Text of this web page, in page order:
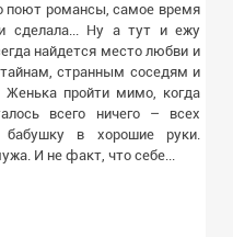
поют романсы, самое время
сделала... Ну а тут и ежу
найдется место любви и
странным соседям и
пройти мимо, когда
всего ничего – всех
бабушку в хорошие руки.
И не факт, что себе...